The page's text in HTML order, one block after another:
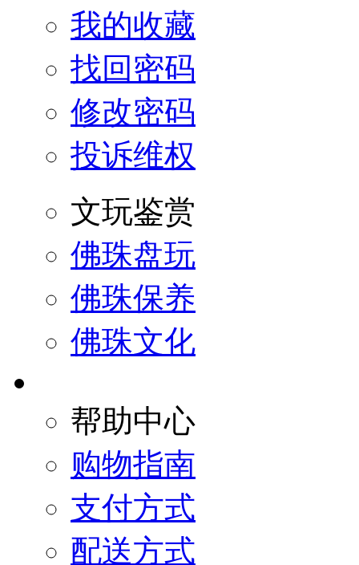
我的收藏
找回密码
修改密码
投诉维权
文玩鉴赏
佛珠盘玩
佛珠保养
佛珠文化
帮助中心
购物指南
支付方式
配送方式